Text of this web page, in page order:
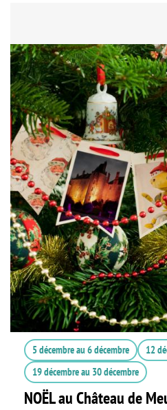
5 décembreau6 décembre 12
19 décembreau 30 décembre
NOËL au Château de